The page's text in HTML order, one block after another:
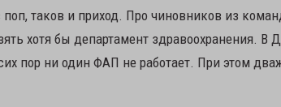
поп, таков и приход. Про чиновников из
хотя бы департамент здравоохранения. В
пор ни один ФАП не работает. При этом